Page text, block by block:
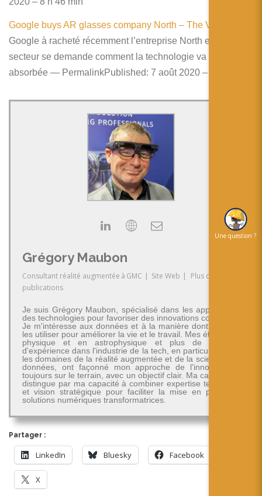
Google buys AR glasses company North – The Verge
Google à racheté récemment l’entreprise North et le
secteur se demande comment la technologie va être
absorbée — PermalinkPublished: 7 août 2020 – 8 h 24 min
Grégory Maubon
Consultant réalité augmentée à GMC | Site Web |
Plus de
publications
Je suis Grégory Maubon, spécialisé dans les applications
des technologies pour favoriser des innovations concrètes.
Je m'intéresse aux données et à la manière dont on peut
les utiliser pour améliorer la vie et le travail. Mes études en
physique et en astrophysique et plus de 30 ans
d'expérience dans l'industrie de la tech, en particulier dans
les domaines de la réalité augmentée et de la science des
données, ont façonné mon approche de l'innovation -
toujours sur le terrain, avec un objectif clair. Ma carrière se
distingue par ma capacité à combiner expertise technique
et vision stratégique pour faciliter la mise en place de
solutions numériques transformatrices.
Partager :
LinkedIn Bluesky Facebook
X
Une question ?